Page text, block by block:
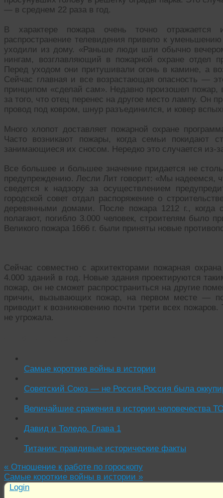
— в среднем 22 раза в год.
В характере пожара очень точно отражается
распространение телевидения привело к
уходили из дому. «Раньше люди шли обычно
нингам, возглавляющий в пожарной охране отдел
Перед уходом они притушивали огонь в камине, а
Сейчас главная и все возрастающая опасность —
принципом «сделай сам». Недавно произошел пожар,
за того, что отец перенес на другое место лампу. Он
провод под ковром, шнур разъединился, и ковер
Много хлопот доставляет пожарной охране
Часто возникают пожары, когда семьи покидают
занимающиеся их сносом. Нередко это случается из-
Все большее и большее значение придается не
предупреждению. Лесли Лит говорит: «Мы надеемся,
сведется к надзору за осуществлением
городской совет отдал распоряжение о
деревянными домами. После пожара 1212 г., когда
полагают, погибло 3.000 человек, строителям было
Великого пожара 1666 г. были приняты новые
Сейчас совместно с архитекторами пожарная
4.000 зданий в год. Новые здания проектируются
пожар, он не сможет распространиться на другие
причин, вызывающих пожар, на первом месте —
приводит к возникновению почти трети всех
не угрожала.
Самые короткие войны в истории
Советский Союз — не Россия.Россия была
Величайшие сражения в истории человечества
Давид и Толедо. Глава 1
Титаник: правдивые исторические факты
« Отношение к работе по гороскопу
Самые короткие войны в истории »
Login